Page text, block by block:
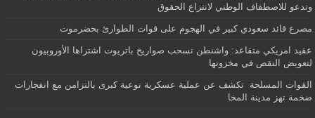
وتدعو للاصطفاف الوطني لانتزاع الحقوق
مصرع قائد سعودي كبير في الهجوم على قوات الطوارئ بحضرموت
عقيد امريكي متقاعد: واشنطن تسحب صواريخ باتريوت اشتراها الأوروبيون
لتعويض النقص في مخزونها
القوات المسلحة تكشف عن عملية عسكرية نوعية كبرى بالتزامن مع انفجارات
ضخمة تهز مدينة المخا